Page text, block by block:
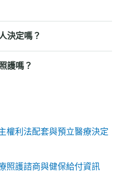
決定嗎？
護嗎？
權利法配套與預立醫療決定
照護諮商與健保給付資訊